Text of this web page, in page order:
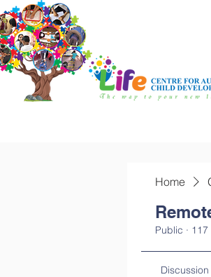
Home
Public ·
Discussion